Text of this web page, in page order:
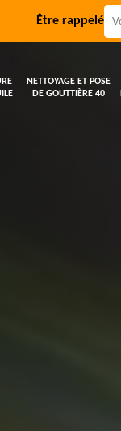
Être rappelé
NETTOYAGE ET POSE
DE GOUTTIÈRE 40